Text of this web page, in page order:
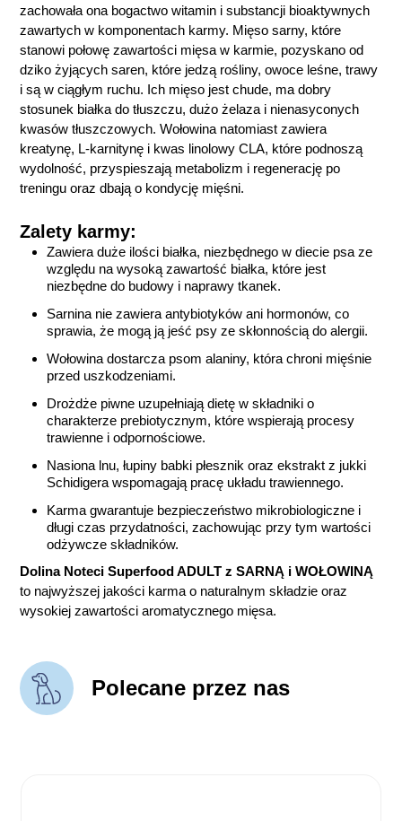
zachowała ona bogactwo witamin i substancji bioaktywnych
zawartych w komponentach karmy. Mięso sarny, które
stanowi połowę zawartości mięsa w karmie, pozyskano od
dziko żyjących saren, które jedzą rośliny, owoce leśne, trawy
i są w ciągłym ruchu. Ich mięso jest chude, ma dobry
stosunek białka do tłuszczu, dużo żelaza i nienasyconych
kwasów tłuszczowych. Wołowina natomiast zawiera
kreatynę, L-karnitynę i kwas linolowy CLA, które podnoszą
wydolność, przyspieszają metabolizm i regenerację po
treningu oraz dbają o kondycję mięśni.
Zalety karmy:
Zawiera duże ilości białka, niezbędnego w diecie psa ze
względu na wysoką zawartość białka, które jest
niezbędne do budowy i naprawy tkanek.
Sarnina nie zawiera antybiotyków ani hormonów, co
sprawia, że mogą ją jeść psy ze skłonnością do alergii.
Wołowina dostarcza psom alaniny, która chroni mięśnie
przed uszkodzeniami.
Drożdże piwne uzupełniają dietę w składniki o
charakterze prebiotycznym, które wspierają procesy
trawienne i odpornościowe.
Nasiona lnu, łupiny babki płesznik oraz ekstrakt z jukki
Schidigera wspomagają pracę układu trawiennego.
Karma gwarantuje bezpieczeństwo mikrobiologiczne i
długi czas przydatności, zachowując przy tym wartości
odżywcze składników.
Dolina Noteci Superfood ADULT z SARNĄ i WOŁOWINĄ
to najwyższej jakości karma o naturalnym składzie oraz
wysokiej zawartości aromatycznego mięsa.
Polecane przez nas